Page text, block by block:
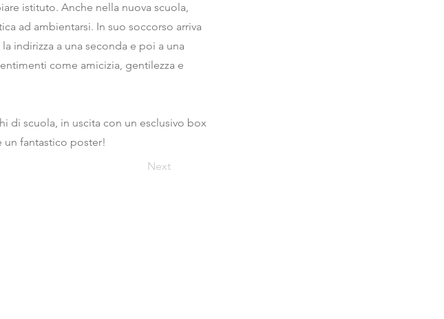
istituto. Anche nella nuova scuola,
ad ambientarsi. In suo soccorso arriva
indirizza a una seconda e poi a una
come amicizia, gentilezza e
di scuola, in uscita con un esclusivo box
un fantastico poster!
Next